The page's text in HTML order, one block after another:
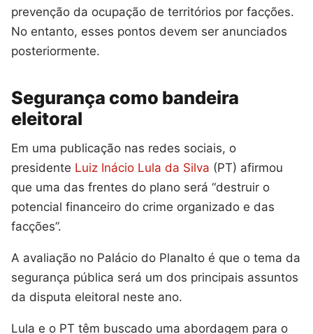
prevenção da ocupação de territórios por facções.
No entanto, esses pontos devem ser anunciados
posteriormente.
Segurança como bandeira
eleitoral
Em uma publicação nas redes sociais, o
presidente Luiz Inácio Lula da Silva (PT) afirmou
que uma das frentes do plano será “destruir o
potencial financeiro do crime organizado e das
facções”.
A avaliação no Palácio do Planalto é que o tema da
segurança pública será um dos principais assuntos
da disputa eleitoral neste ano.
Lula e o PT têm buscado uma abordagem para o